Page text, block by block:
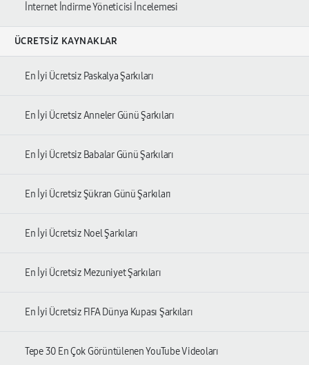
İnternet İndirme Yöneticisi İncelemesi
ÜCRETSIZ KAYNAKLAR
En İyi Ücretsiz Paskalya Şarkıları
En İyi Ücretsiz Anneler Günü Şarkıları
En İyi Ücretsiz Babalar Günü Şarkıları
En İyi Ücretsiz Şükran Günü Şarkıları
En İyi Ücretsiz Noel Şarkıları
En İyi Ücretsiz Mezuniyet Şarkıları
En İyi Ücretsiz FIFA Dünya Kupası Şarkıları
Tepe 30 En Çok Görüntülenen YouTube Videoları